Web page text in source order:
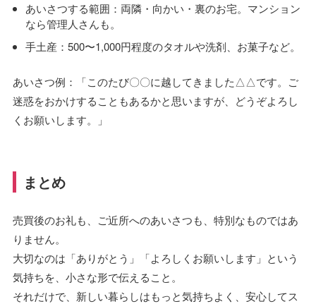
あいさつする範囲：両隣・向かい・裏のお宅。マンション
なら管理人さんも。
手土産：500〜1,000円程度のタオルや洗剤、お菓子など。
あいさつ例：「このたび〇〇に越してきました△△です。ご
迷惑をおかけすることもあるかと思いますが、どうぞよろし
くお願いします。」
まとめ
売買後のお礼も、ご近所へのあいさつも、特別なものではあ
りません。
大切なのは「ありがとう」「よろしくお願いします」という
気持ちを、小さな形で伝えること。
それだけで、新しい暮らしはもっと気持ちよく、安心してス